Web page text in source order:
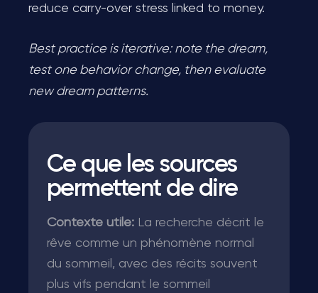
reduce carry-over stress linked to money.
Best practice is iterative: note the dream,
test one behavior change, then evaluate
new dream patterns.
Ce que les sources
permettent de dire
Contexte utile: La recherche décrit le
rêve comme un phénomène normal
du sommeil, avec des récits souvent
plus vifs pendant le sommeil